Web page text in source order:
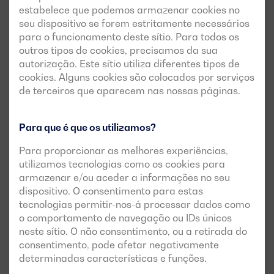
estabelece que podemos armazenar cookies no
seu dispositivo se forem estritamente necessários
para o funcionamento deste sítio. Para todos os
outros tipos de cookies, precisamos da sua
autorização. Este sítio utiliza diferentes tipos de
cookies. Alguns cookies são colocados por serviços
de terceiros que aparecem nas nossas páginas.
Para que é que os utilizamos?
Para proporcionar as melhores experiências,
utilizamos tecnologias como os cookies para
armazenar e/ou aceder a informações no seu
dispositivo. O consentimento para estas
tecnologias permitir-nos-á processar dados como
o comportamento de navegação ou IDs únicos
neste sítio. O não consentimento, ou a retirada do
consentimento, pode afetar negativamente
determinadas características e funções.
Graças à volatilidade da gasolina, estes geradores têm
umarranque mais rápidoe umaresposta mais ágil
perante a demanda de energia. No entanto, requerem
manutenção mais frequente devido à natureza do
combustível e ao desgaste dos componentes do motor.